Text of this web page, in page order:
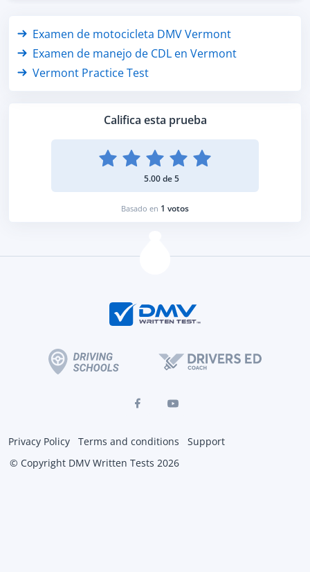
Califica esta prueba
5.00 de 5
Basado en 1 votos
Examen de motocicleta DMV Vermont
Examen de manejo de CDL en Vermont
Vermont Practice Test
Privacy Policy Terms and conditions
Support
© Copyright DMV Written Tests 2026